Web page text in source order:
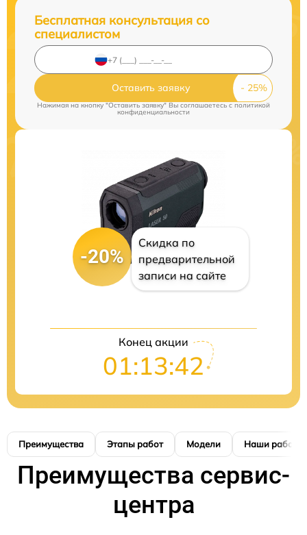
Бесплатная консультация со
специалистом
Оставить заявку
Нажимая на кнопку "Оставить заявку" Вы соглашаетесь cполитикой
конфиденциальности
-20%
Скидка по
предварительной
записи на сайте
Конец акции
01:13:41
Преимущества Этапы работ Модели Наши работы
Преимущества сервис-
центра